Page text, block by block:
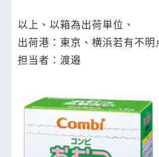
以上、以箱為出荷単位、
出荷港：東京、横浜若有不
担当者：渡邉